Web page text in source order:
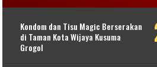
Kondom dan Tisu Magic Berserakan
di Taman Kota Wijaya Kusuma
Grogol